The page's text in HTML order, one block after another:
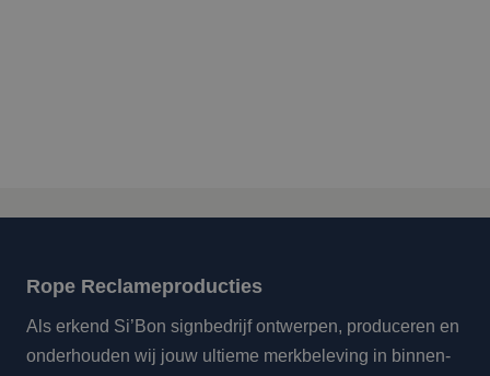
Rope Reclameproducties
Als erkend Si’Bon signbedrijf ontwerpen, produceren en
onderhouden wij jouw ultieme merkbeleving in binnen-